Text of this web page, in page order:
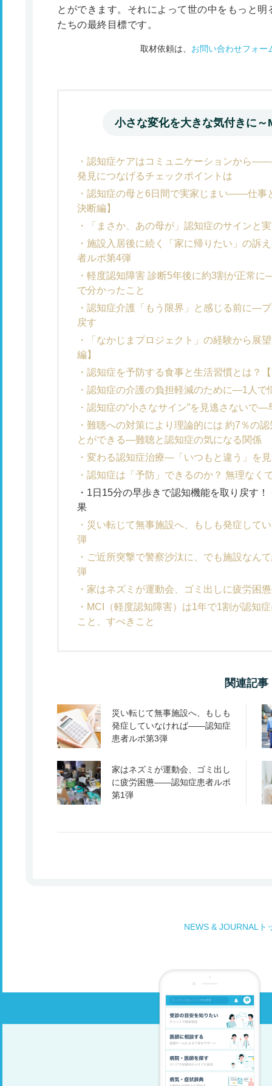
とができます。それによって世の中をもっと
たちの最終目標です。
取材依頼は、 お問い合わせフォー
小さな変化を大きな気付きに～
認知症ケアはコミュニケーションから
発見につなげるチェックポイントは
認知症の母と6日間で実家じまい――仕事
決断編】
「まさか、あの母が」認知症のサインと
施設入居後に続く「家に帰りたい」の訴
者ルポ第4弾
軽度認知障害 診断5年後に約3割が正常
で分かったこと
認知症介護「もう限界」と感じる前に―
戻す
「なかじまプロジェクト」の経験から展
編】
認知症を予防する食事と生活習慣とは？
認知症の介護の負担軽減のために―1人で
認知症の“小さなサイン”を見逃さないで―
難聴への対策により理論的には 約7％の
とができる―難聴と認知症の気になる関係
変わる認知症治療―「いつもと違う」を
認知症は「予防」できるのか？ 無理なく
1日15分の早歩きで認知機能を取り戻す
果
災い転じて無事施設へ、もしも発症して
弾
ご近所突撃で警察沙汰に、でも施設な
弾
家はネズミが運動会、ゴミ出しに疲労困
MCI（軽度認知障害）は1年で1割が認知
こと、すべきこと
関連記事
災い転じて無事施設へ、もしも
発症していなければ――認知症
患者ルポ第3弾
家はネズミが運動会、ゴミ出し
に疲労困憊――認知症患者ルポ
第1弾
NEWS & JOURNALト